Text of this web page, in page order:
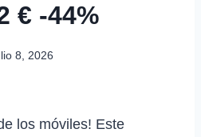
€ -44%
8, 2026
los móviles! Este